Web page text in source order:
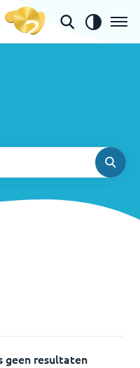
geen resultaten